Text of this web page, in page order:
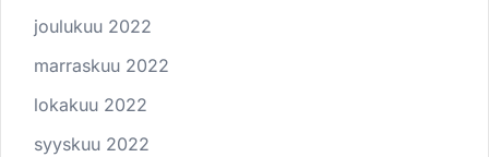
joulukuu 2022
marraskuu 2022
lokakuu 2022
syyskuu 2022